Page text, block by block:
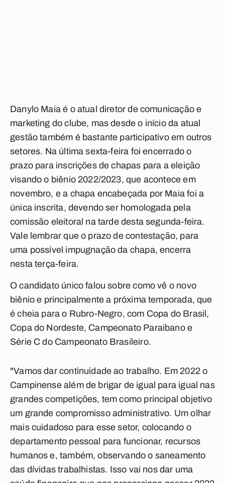
Danylo Maia é o atual diretor de comunicação e
marketing do clube, mas desde o início da atual
gestão também é bastante participativo em outros
setores. Na última sexta-feira foi encerrado o
prazo para inscrições de chapas para a eleição
visando o biênio 2022/2023, que acontece em
novembro, e a chapa encabeçada por Maia foi a
única inscrita, devendo ser homologada pela
comissão eleitoral na tarde desta segunda-feira.
Vale lembrar que o prazo de contestação, para
uma possível impugnação da chapa, encerra
nesta terça-feira.
O candidato único falou sobre como vê o novo
biênio e principalmente a próxima temporada, que
é cheia para o Rubro-Negro, com Copa do Brasil,
Copa do Nordeste, Campeonato Paraibano e
Série C do Campeonato Brasileiro.
"Vamos dar continuidade ao trabalho. Em 2022 o
Campinense além de brigar de igual para igual nas
grandes competições, tem como principal objetivo
um grande compromisso administrativo. Um olhar
mais cuidadoso para esse setor, colocando o
departamento pessoal para funcionar, recursos
humanos e, também, observando o saneamento
das dívidas trabalhistas. Isso vai nos dar uma